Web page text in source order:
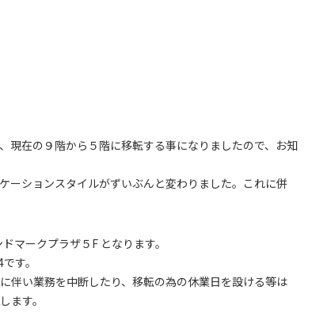
現在の９階から５階に移転する事になりましたので、お知
ーションスタイルがずいぶんと変わりました。これに併
ークプラザ５F となります。
す。
伴い業務を中断したり、移転の為の休業日を設ける等は
ます。